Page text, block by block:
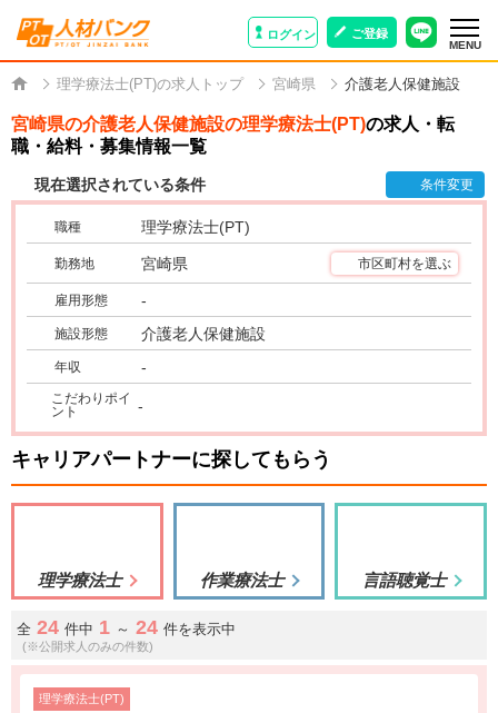
ログイン ご登録
MENU
理学療法士(PT)の求人トップ 宮崎県 介護老人保健施設
宮崎県の介護老人保健施設の理学療法士(PT)の求人・転
職・給料・募集情報一覧
現在選択されている条件 条件変更
職種 理学療法士(PT)
勤務地 宮崎県 市区町村を選ぶ
雇用形態 -
施設形態 介護老人保健施設
年収 -
こだわりポイ
ント
-
キャリアパートナーに探してもらう
理学療法士 作業療法士 言語聴覚士
全 24 件中 1 ～ 24 件を表示中
(※公開求人のみの件数)
理学療法士(PT)